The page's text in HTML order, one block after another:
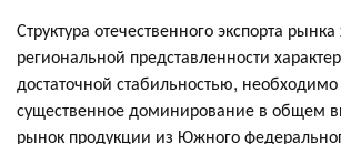
Структура отечественного экспорта
региональной представленности
достаточной стабильностью, необходимо
существенное доминирование в общем
рынок продукции из Южного